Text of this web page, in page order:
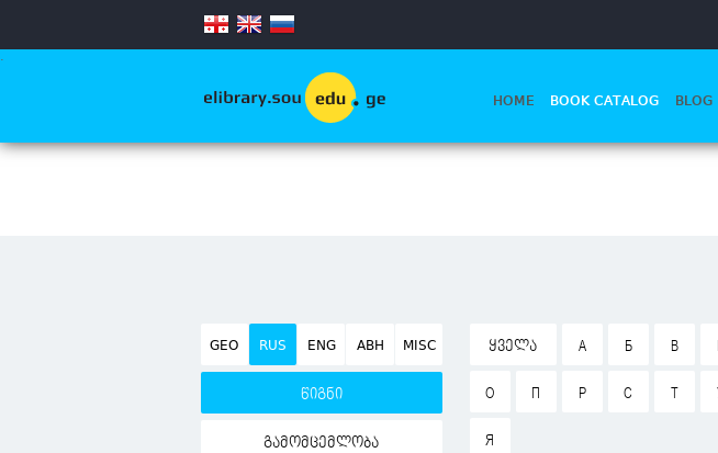
.
HOME BOOK CATALOG BLOG
GEO RUS ENG ABH MISC
წიგნი
გამომცემლობა
ᲧᲕᲔᲚᲐ А Б В
О П Р С Т
Я